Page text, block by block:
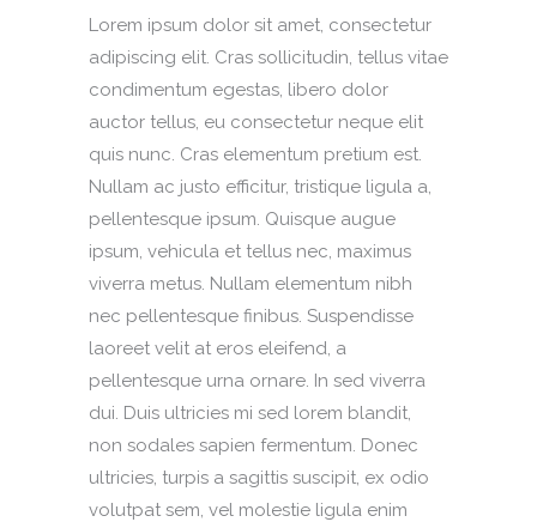
Lorem ipsum dolor sit amet, consectetur
adipiscing elit. Cras sollicitudin, tellus vitae
condimentum egestas, libero dolor
auctor tellus, eu consectetur neque elit
quis nunc. Cras elementum pretium est.
Nullam ac justo efficitur, tristique ligula a,
pellentesque ipsum. Quisque augue
ipsum, vehicula et tellus nec, maximus
viverra metus. Nullam elementum nibh
nec pellentesque finibus. Suspendisse
laoreet velit at eros eleifend, a
pellentesque urna ornare. In sed viverra
dui. Duis ultricies mi sed lorem blandit,
non sodales sapien fermentum. Donec
ultricies, turpis a sagittis suscipit, ex odio
volutpat sem, vel molestie ligula enim